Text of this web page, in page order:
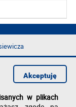
w plikach
Akceptuję